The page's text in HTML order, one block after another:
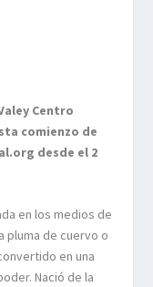
Centro
comienzo de
desde el 2
en los medios de
pluma de cuervo o
en una
Nació de la